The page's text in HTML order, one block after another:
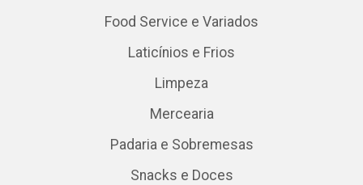
Food Service e Variados
Laticínios e Frios
Limpeza
Mercearia
Padaria e Sobremesas
Snacks e Doces